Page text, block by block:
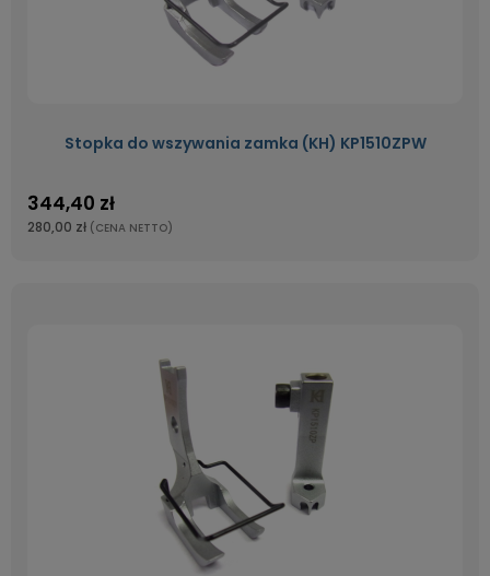
Stopka do wszywania zamka (KH) KP1510ZPW
344,40 zł
280,00 zł (CENA NETTO)